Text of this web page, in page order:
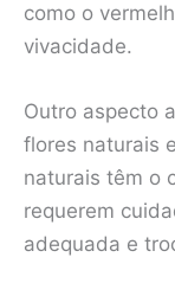
como o
vivacidade.
Outro aspecto
flores naturais
naturais têm o
requerem
adequada e